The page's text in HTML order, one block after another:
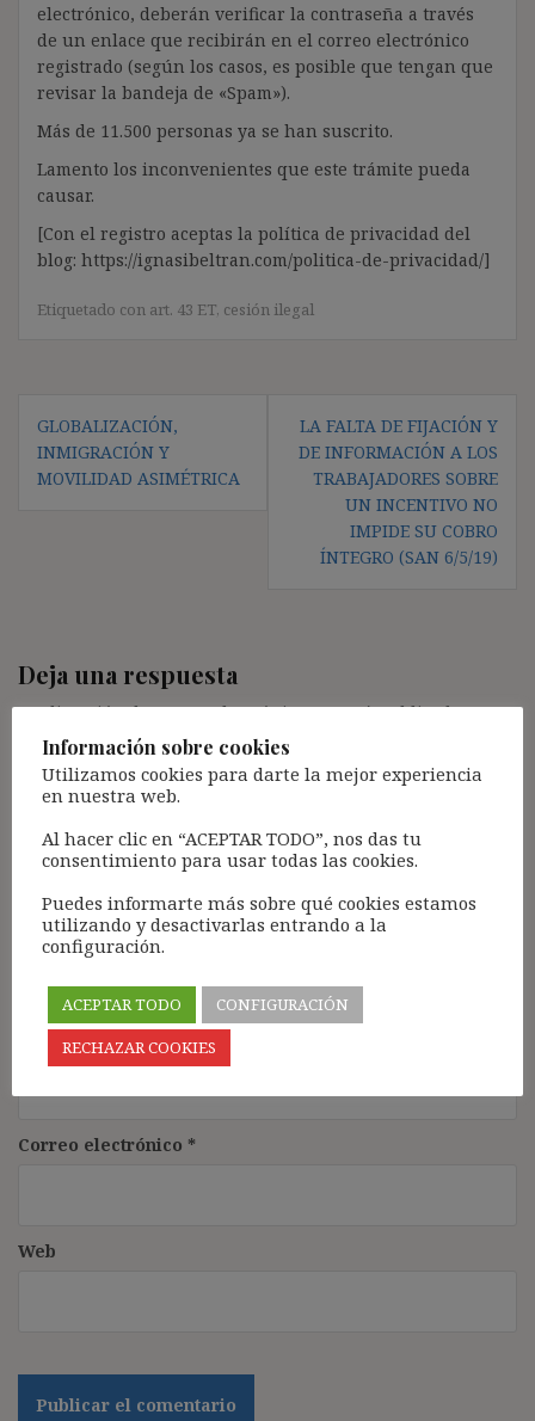
electrónico, deberán verificar la contraseña a través
de un enlace que recibirán en el correo electrónico
registrado (según los casos, es posible que tengan que
revisar la bandeja de «Spam»).
Más de 11.500 personas ya se han suscrito.
Lamento los inconvenientes que este trámite pueda
causar.
[Con el registro aceptas la política de privacidad del
blog: https://ignasibeltran.com/politica-de-privacidad/]
Etiquetado con art. 43 ET, cesión ilegal
Navegación
de
entradas
GLOBALIZACIÓN,
INMIGRACIÓN Y
MOVILIDAD ASIMÉTRICA
LA FALTA DE FIJACIÓN Y
DE INFORMACIÓN A LOS
TRABAJADORES SOBRE
UN INCENTIVO NO
IMPIDE SU COBRO
ÍNTEGRO (SAN 6/5/19)
Deja una respuesta
Tu dirección de correo electrónico no será publicada. Los
campos obligatorios están marcados con
Comentario*
Nombre*
Correo electrónico *
Web
Información sobre cookies
Utilizamos cookies para darte la mejor experiencia
en nuestra web.
Al hacer clic en “ACEPTAR TODO”, nos das tu
consentimiento para usar todas las cookies.
Puedes informarte más sobre qué cookies estamos
utilizando y desactivarlas entrando a la
configuración.
ACEPTAR TODO
CONFIGURACIÓN
RECHAZAR COOKIES